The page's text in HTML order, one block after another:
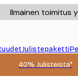
Ilmainen toimitus
Julistepaketti
40% Julisteista*